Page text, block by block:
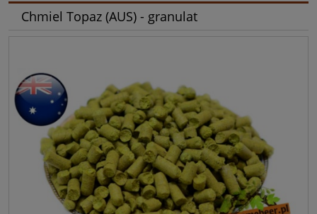
Chmiel Topaz (AUS) - granulat